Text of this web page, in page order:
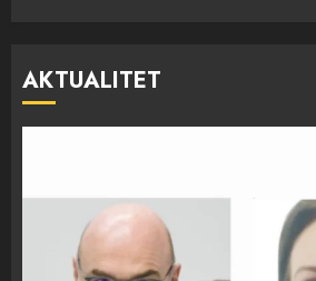
AKTUALITET